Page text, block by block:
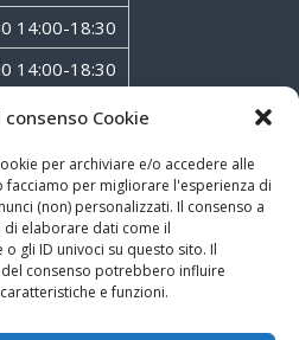
Cookie
per archiviare e/o accedere alle
per migliorare l'esperienza di
(non) personalizzati. Il consenso a
di elaborare dati come il
gli ID univoci su questo sito. Il
consenso potrebbero influire
e funzioni.
14:00-18:30
14:00-18:30
14:00-18:30
14:00-18:30